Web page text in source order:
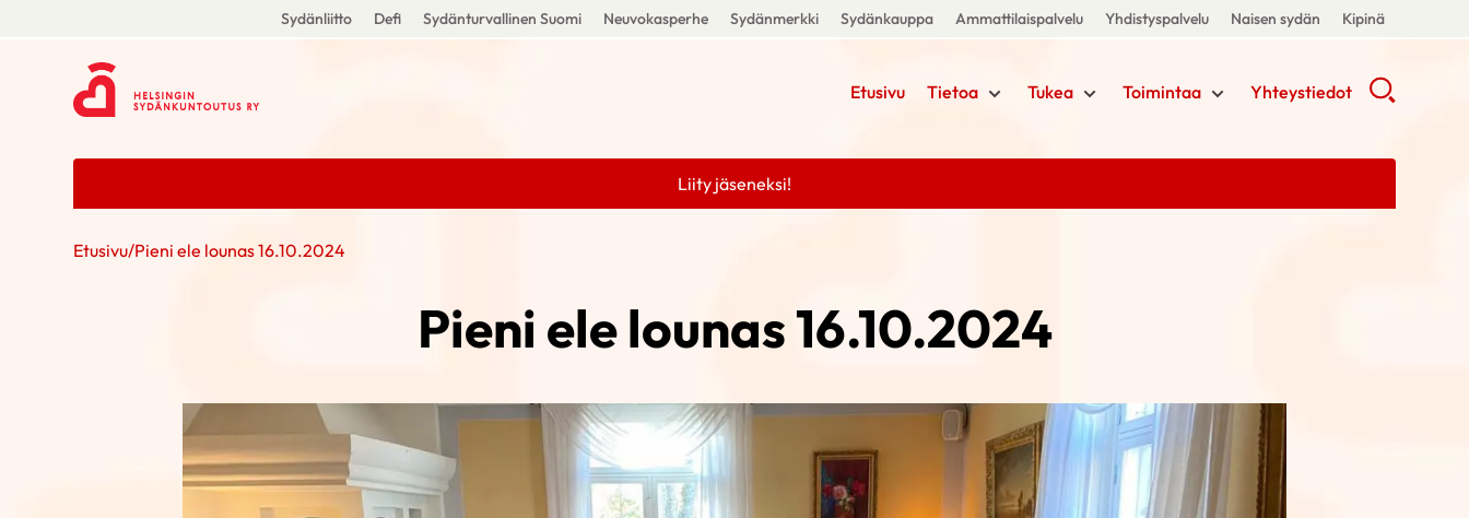
Sydänliitto Defi Sydänturvallinen Suomi Neuvokasperhe Sydänmerkki Sydänkauppa Ammattilaispalvelu Yhdistyspalvelu Naisen sydän Kipinä
Etusivu Tietoa Tukea Toimintaa Yhteystiedot
Liity jäseneksi!
Etusivu/Pieni ele lounas 16.10.2024
Pieni ele lounas 16.10.2024